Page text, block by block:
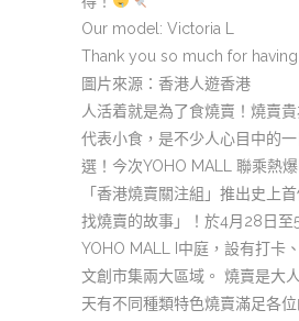
Our model: Victoria L
Thank you so much for
圖片來源：香港人遊香港
人活着就是為了食燒賣！燒賣
代表小食，是不少人心目中的
選！今次YOHO MALL 聯乘熱
「香港燒賣關注組」推出史上
找燒賣的故事」！於4月28日至
YOHO MALL I中庭，設有打卡
文創市集兩大區域。 燒賣是大
天有不同種類特色燒賣滿足各